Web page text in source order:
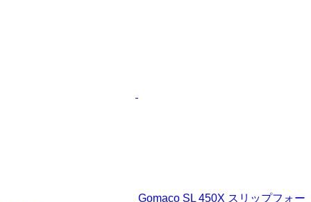
Gomaco SL 450X スリップフォー